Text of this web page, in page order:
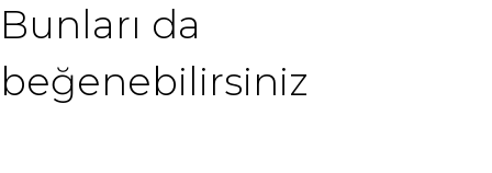
Bunları da
beğenebilirsiniz